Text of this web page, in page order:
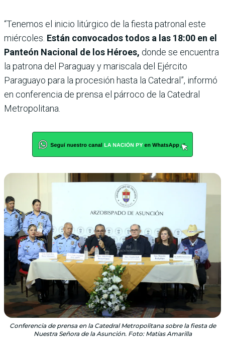
“Tenemos el inicio litúrgico de la fiesta patronal este
miércoles. Están convocados todos a las 18:00 en el
Panteón Nacional de los Héroes, donde se encuentra
la patrona del Paraguay y mariscala del Ejército
Paraguayo para la procesión hasta la Catedral”, informó
en conferencia de prensa el párroco de la Catedral
Metropolitana.
Conferencia de prensa en la Catedral Metropolitana sobre la fiesta de
Nuestra Señora de la Asunción. Foto: Matías Amarilla